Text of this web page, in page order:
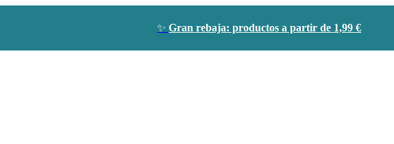
✨ Gran rebaja: productos a partir de 1,99 €